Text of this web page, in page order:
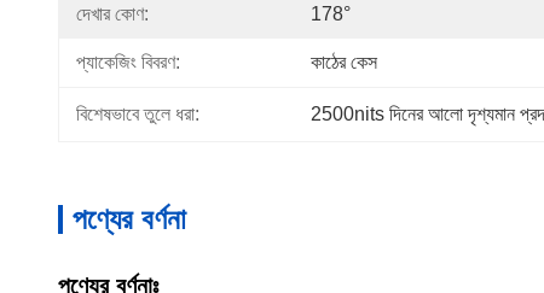
দেখার কোণ: 178°
প্যাকেজিং বিবরণ: কাঠের কেস
বিশেষভাবে তুলে ধরা: 2500nits দিনের আলো দৃশ্যমান
পণ্যের বর্ণনা
পণ্যের বর্ণনাঃ